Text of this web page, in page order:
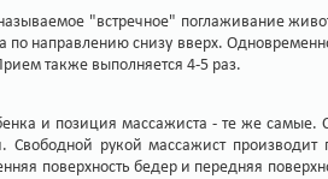
"встречное" поглаживание
направлению снизу вверх.
также выполняется 4-5 раз.
и позиция массажиста - те же самые.
Свободной рукой массажист
поверхность бедер и передняя